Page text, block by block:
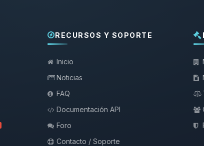
RECURSOS Y SOPORTE
Inicio
Noticias
FAQ
Documentación API
Foro
Contacto / Soporte